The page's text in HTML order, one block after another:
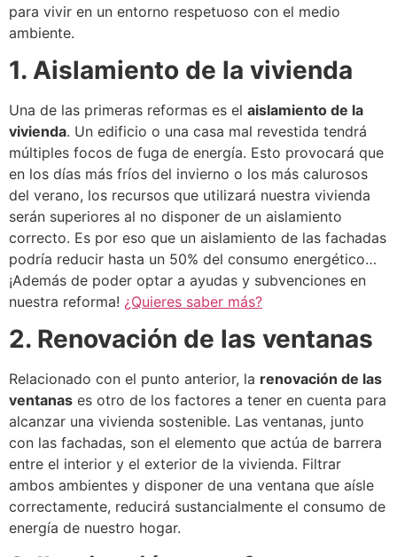
para vivir en un entorno respetuoso con el medio
ambiente.
1. Aislamiento de la vivienda
Una de las primeras reformas es el aislamiento de la
vivienda. Un edificio o una casa mal revestida tendrá
múltiples focos de fuga de energía. Esto provocará que
en los días más fríos del invierno o los más calurosos
del verano, los recursos que utilizará nuestra vivienda
serán superiores al no disponer de un aislamiento
correcto. Es por eso que un aislamiento de las fachadas
podría reducir hasta un 50% del consumo energético…
¡Además de poder optar a ayudas y subvenciones en
nuestra reforma! ¿Quieres saber más?
2. Renovación de las ventanas
Relacionado con el punto anterior, la renovación de las
ventanas es otro de los factores a tener en cuenta para
alcanzar una vivienda sostenible. Las ventanas, junto
con las fachadas, son el elemento que actúa de barrera
entre el interior y el exterior de la vivienda. Filtrar
ambos ambientes y disponer de una ventana que aísle
correctamente, reducirá sustancialmente el consumo de
energía de nuestro hogar.